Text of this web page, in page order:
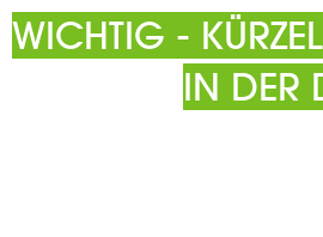
WICHTIG -
IN DER